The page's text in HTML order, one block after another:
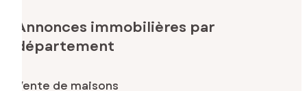
Annonces immobilières par
département
Vente de maisons